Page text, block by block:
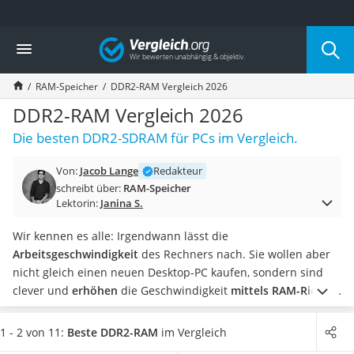
Die beliebtesten Vergleiche nach Kategorie
Elektronik
Powerstation
Monitor 32 Zoll 4K
Fernseher
Drucker
Desktop-PC
Diascanner
Laser-Multifunktionsdrucker
Powerstation mit Solarpanel
Gaming-PC
Soundbar
17-Zoll-Laptop
Satellitenschüssel
Gaming-Headset
Vergleich
RAM-Speicher DDR2-RAM Vergleich 2026
DDR2-RAM Vergleich 2026
Die besten DDR2-SDRAM für PCs im Vergleich.
Von: Jacob Lange
Redakteur
schreibt über: RAM-Speicher
Lektorin: Janina S.
Wir kennen es alle: Irgendwann lässt die
Arbeitsgeschwindigkeit des Rechners nach. Sie wollen aber
nicht gleich einen neuen Desktop-PC kaufen, sondern sind
clever und erhöhen die Geschwindigkeit mittels RAM-Riegel
Je mehrSpeicherkapazität, desto besser. Achten Sie deshalb
unbedingt auf dieAnzahl der Riegelund deren
. Die
1 - 2 von 11: Beste DDR2-RAM im Vergleich